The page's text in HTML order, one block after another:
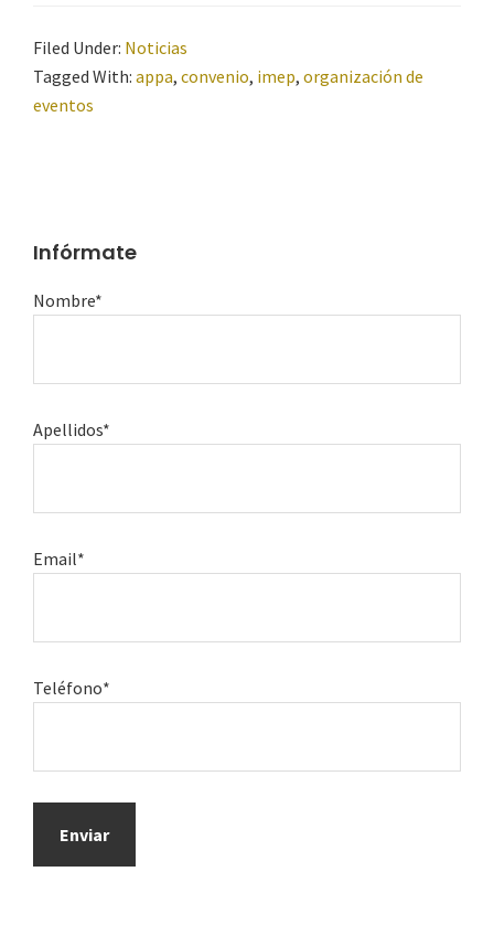
Filed Under: Noticias
Tagged With: appa, convenio, imep, organización de
eventos
Infórmate
Nombre*
Apellidos*
Email*
Teléfono*